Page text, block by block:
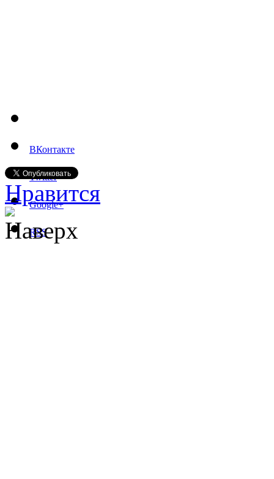
ВКонтакте
Twitter
Google+
RSS
Нравится
Наверх